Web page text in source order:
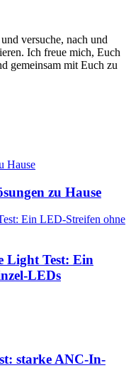
versuche, nach und
Ich freue mich, Euch
gemeinsam mit Euch zu
Hause
zu Hause
Ein LED-Streifen ohne
Light Test: Ein
LEDs
starke ANC-In-